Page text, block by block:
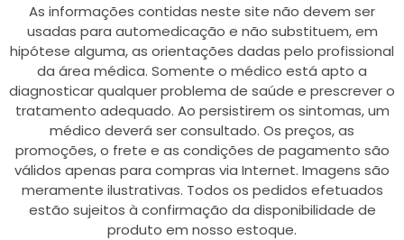
As informações contidas neste site não devem ser
usadas para automedicação e não substituem, em
hipótese alguma, as orientações dadas pelo profissional
da área médica. Somente o médico está apto a
diagnosticar qualquer problema de saúde e prescrever o
tratamento adequado. Ao persistirem os sintomas, um
médico deverá ser consultado. Os preços, as
promoções, o frete e as condições de pagamento são
válidos apenas para compras via Internet. Imagens são
meramente ilustrativas. Todos os pedidos efetuados
estão sujeitos à confirmação da disponibilidade de
produto em nosso estoque.